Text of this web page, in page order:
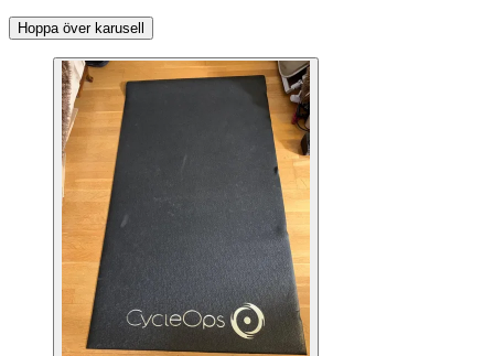
Hoppa över karusell